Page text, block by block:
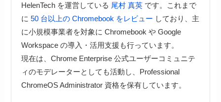
HelenTech を運営している 尾村 真英です。これまで
に 50 台以上の Chromebook をレビュー しており、主
に小規模事業者を対象に Chromebook や Google
Workspace の導入・活用支援も行っています。
現在は、Chrome Enterprise 公式ユーザーコミュニテ
ィのモデレーターとしても活動し、Professional
ChromeOS Administrator 資格を保有しています。